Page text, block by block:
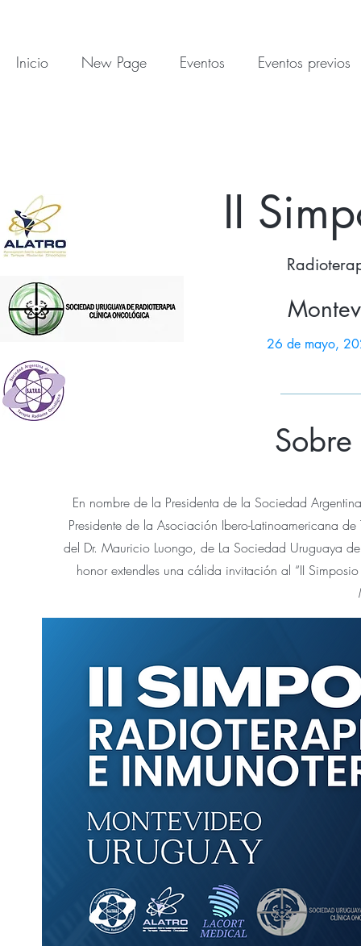
Inicio New Page Eventos Eventos previos
II
26 de mayo,
En nombre de la Presidenta de la Sociedad
Presidente de la Asociación Ibero-Latinoamericana
del Dr. Mauricio Luongo, de La Sociedad Uruguaya
honor extendles una cálida invitación al “II